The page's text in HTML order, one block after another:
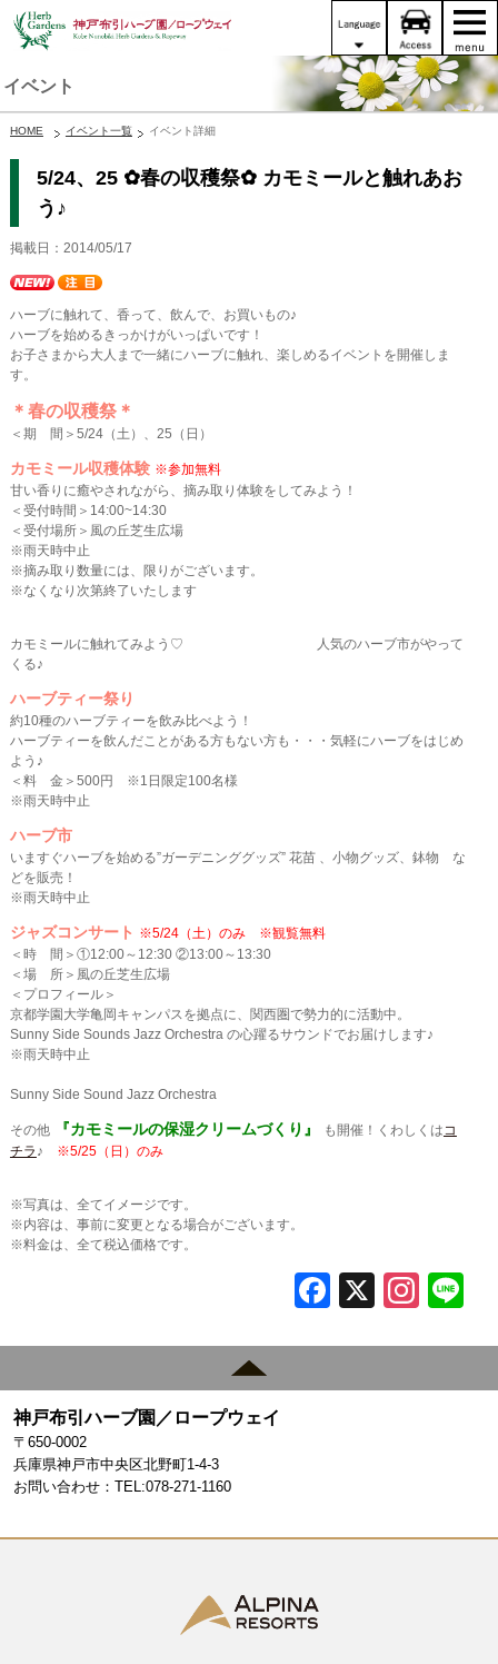
イベント
HOME イベント一覧 イベント詳細
5/24、25 ✿春の収穫祭✿ カモミールと触れあお
う♪
掲載日：2014/05/17
ハーブに触れて、香って、飲んで、お買いもの♪
ハーブを始めるきっかけがいっぱいです！
お子さまから大人まで一緒にハーブに触れ、楽しめるイベントを開催しま
す。
＊春の収穫祭＊
＜期 間＞5/24（土）、25（日）
カモミール収穫体験 ※参加無料
甘い香りに癒やされながら、摘み取り体験をしてみよう！
＜受付時間＞14:00~14:30
＜受付場所＞風の丘芝生広場
※雨天時中止
※摘み取り数量には、限りがございます。
※なくなり次第終了いたします
カモミールに触れてみよう♡ 人気のハーブ市がやって
くる♪
ハーブティー祭り
約10種のハーブティーを飲み比べよう！
ハーブティーを飲んだことがある方もない方も・・・気軽にハーブをはじめ
よう♪
＜料 金＞500円 ※1日限定100名様
※雨天時中止
ハーブ市
いますぐハーブを始める”ガーデニンググッズ” 花苗 、小物グッズ、鉢物 な
どを販売！
※雨天時中止
ジャズコンサート ※5/24（土）のみ ※観覧無料
＜時 間＞①12:00～12:30 ②13:00～13:30
＜場 所＞風の丘芝生広場
＜プロフィール＞
京都学園大学亀岡キャンパスを拠点に、関西圏で勢力的に活動中。
Sunny Side Sounds Jazz Orchestra の心躍るサウンドでお届けします♪
※雨天時中止
Sunny Side Sound Jazz Orchestra
その他『カモミールの保湿クリームづくり』 も開催！くわしくはコ
チラ ♪ ※5/25（日）のみ
※写真は、全てイメージです。
※内容は、事前に変更となる場合がございます。
※料金は、全て税込価格です。
F
e
k
X In
gr
神戸布引ハーブ園／ロープウェイ
〒650-0002
兵庫県神戸市中央区北野町1-4-3
お問い合わせ：TEL:078-271-1160